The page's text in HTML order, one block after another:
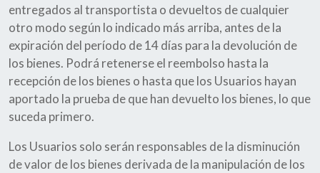
entregados al transportista o devueltos de cualquier
otro modo según lo indicado más arriba, antes de la
expiración del período de 14 días para la devolución de
los bienes. Podrá retenerse el reembolso hasta la
recepción de los bienes o hasta que los Usuarios hayan
aportado la prueba de que han devuelto los bienes, lo que
suceda primero.
Los Usuarios solo serán responsables de la disminución
de valor de los bienes derivada de la manipulación de los